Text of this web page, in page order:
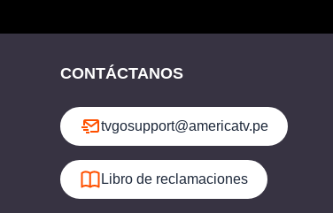
CONTÁCTANOS
tvgosupport@americatv.pe
Libro de reclamaciones